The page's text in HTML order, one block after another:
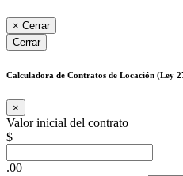
× Cerrar
Cerrar
Calculadora de Contratos de Locación (Ley
×
Valor inicial del contrato
$
.00